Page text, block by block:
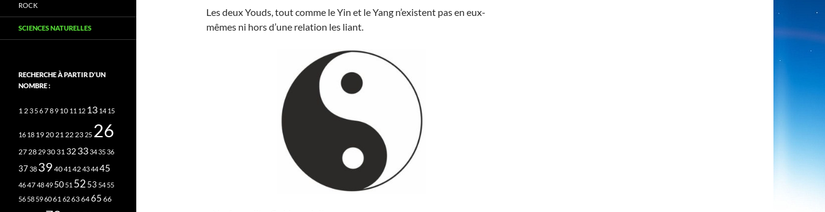
Les deux Youds, tout comme le Yin et le Yang n’existent pas en eux-
mêmes ni hors d’une relation les liant.
ROCK
SCIENCES NATURELLES
RECHERCHE À PARTIR D’UN
NOMBRE :
1 23 56789 10 11 12 13 14 15
16 18 1920212223 25 26
27 28 293031 3233343536
37 38 39 4041 42434445
46474849 50 51 52 53 54 55
56 58 596061 62636465 66